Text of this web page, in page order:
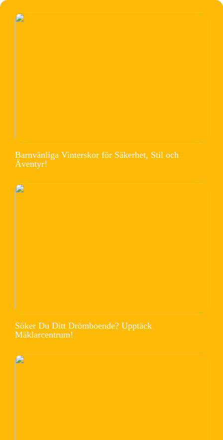
Barnvänliga Vinterskor för Säkerhet, Stil och
Äventyr!
Söker Du Ditt Drömboende? Upptäck
Mäklarcentrum!